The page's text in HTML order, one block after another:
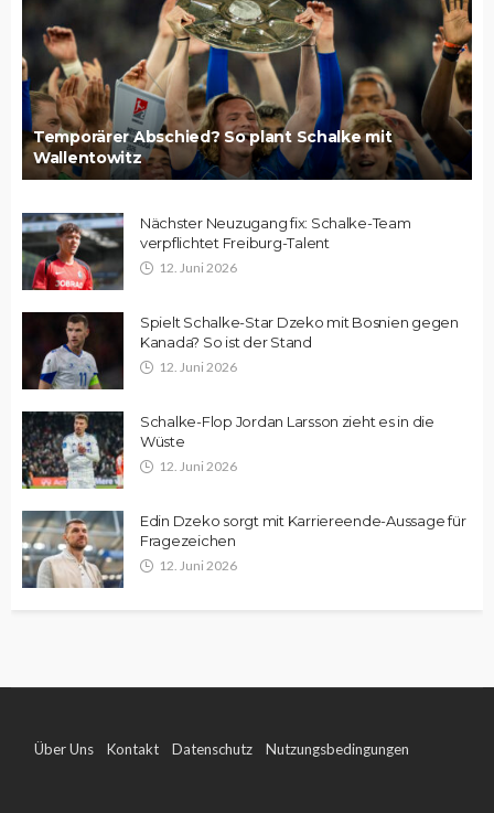
Temporärer Abschied? So plant Schalke mit
Wallentowitz
Nächster Neuzugang fix: Schalke-Team
verpflichtet Freiburg-Talent
12. Juni 2026
Spielt Schalke-Star Dzeko mit Bosnien gegen
Kanada? So ist der Stand
12. Juni 2026
Schalke-Flop Jordan Larsson zieht es in die
Wüste
12. Juni 2026
Edin Dzeko sorgt mit Karriereende-Aussage für
Fragezeichen
12. Juni 2026
Über Uns Kontakt Datenschutz Nutzungsbedingungen